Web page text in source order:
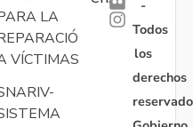
LA
VÍCTIMAS
-
Todos
los
derechos